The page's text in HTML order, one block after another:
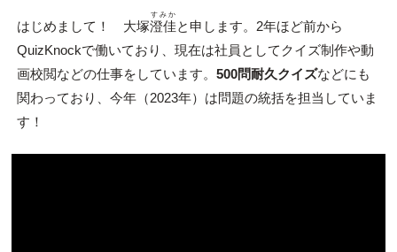
はじめまして！ 大塚澄佳
すみか
と申します。2年ほど前から
QuizKnockで働いており、現在は社員としてクイズ制作や動
画校閲などの仕事をしています。 500問耐久クイズなどにも
関わっており、今年（2023年）は問題の統括を担当していま
す！